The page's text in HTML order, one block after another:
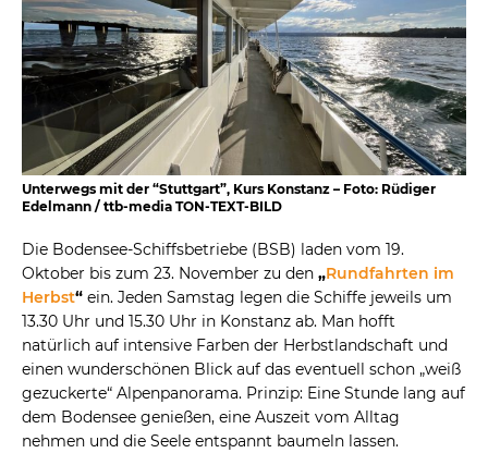
Unterwegs mit der “Stuttgart”, Kurs Konstanz – Foto: Rüdiger
Edelmann / ttb-media TON-TEXT-BILD
Die Bodensee-Schiffsbetriebe (BSB) laden vom 19.
Oktober bis zum 23. November zu den „Rundfahrten im
Herbst“ ein. Jeden Samstag legen die Schiffe jeweils um
13.30 Uhr und 15.30 Uhr in Konstanz ab. Man hofft
natürlich auf intensive Farben der Herbstlandschaft und
einen wunderschönen Blick auf das eventuell schon „weiß
gezuckerte“ Alpenpanorama. Prinzip: Eine Stunde lang auf
dem Bodensee genießen, eine Auszeit vom Alltag
nehmen und die Seele entspannt baumeln lassen.